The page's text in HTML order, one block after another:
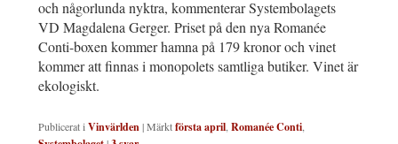
och någorlunda nyktra, kommenterar Systembolagets
VD Magdalena Gerger. Priset på den nya Romanée
Conti-boxen kommer hamna på 179 kronor och vinet
kommer att finnas i monopolets samtliga butiker. Vinet är
ekologiskt.
Publicerat i Vinvärlden|Märktförsta april Romanée Conti